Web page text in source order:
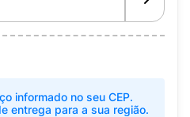
informado no seu CEP.
entrega para a sua região.